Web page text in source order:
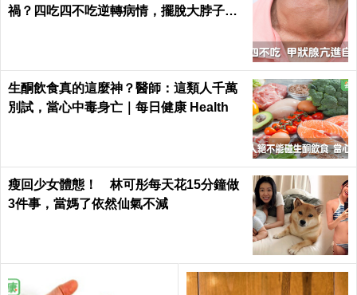
禍？四吃四不吃逆轉病情，擺脫大脖子！
生酮飲食真的這麼神？醫師：這類人千萬
別試，當心中毒身亡｜每日健康 Health
瘦回少女體態！ 林可彤每天花15分鐘做
3件事，當媽了依然仙氣不減